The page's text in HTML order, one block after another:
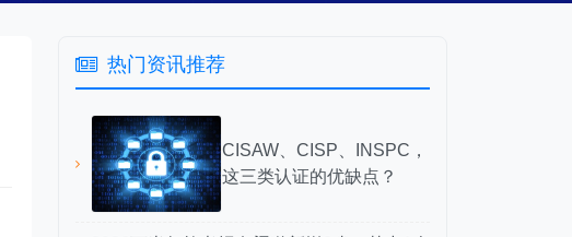
热门资讯推荐
CISAW、CISP、INSPC，
这三类认证的优缺点？